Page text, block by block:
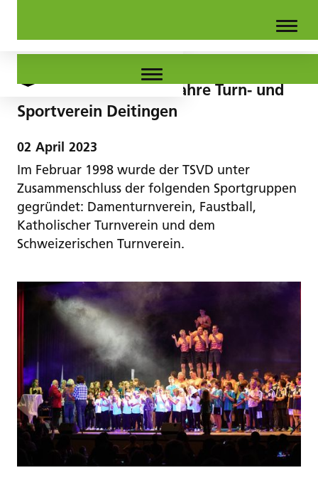
Jubiläumsabend – 25 Jahre Turn- und
Sportverein Deitingen
02 April 2023
Im Februar 1998 wurde der TSVD unter
Zusammenschluss der folgenden Sportgruppen
gegründet: Damenturnverein, Faustball,
Katholischer Turnverein und dem
Schweizerischen Turnverein.